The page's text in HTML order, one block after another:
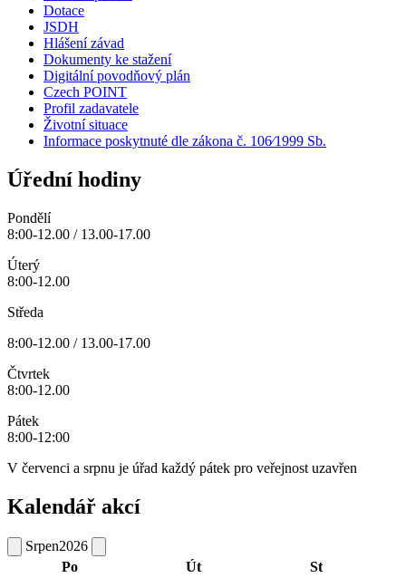
Dotace
JSDH
Hlášení závad
Dokumenty ke stažení
Digitální povodňový plán
Czech POINT
Profil zadavatele
Životní situace
Informace poskytnuté dle zákona č. 106⁄1999 Sb.
Úřední hodiny
Pondělí
8:00-12.00 / 13.00-17.00
Úterý
8:00-12.00
Středa
8:00-12.00 / 13.00-17.00
Čtvrtek
8:00-12.00
Pátek
8:00-12:00
V červenci a srpnu je úřad každý pátek pro veřejnost uzavřen
Kalendář akcí
Srpen2026
Po
Út
St